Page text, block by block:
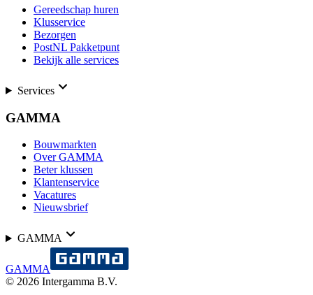
Gereedschap huren
Klusservice
Bezorgen
PostNL Pakketpunt
Bekijk alle services
Services
GAMMA
Bouwmarkten
Over GAMMA
Beter klussen
Klantenservice
Vacatures
Nieuwsbrief
GAMMA
GAMMA
© 2026 Intergamma B.V.